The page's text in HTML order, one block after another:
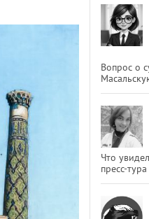
Вопрос о
Что
пресс-